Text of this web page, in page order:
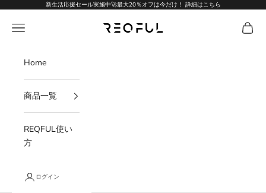
コンテンツへスキップ新生活応援セール実施中🚀最大20％オフは今だけ！ 詳細はこちら
REQFUL
メニューを開く カー
Home
商品一覧
REQFUL使い
方
ログイン